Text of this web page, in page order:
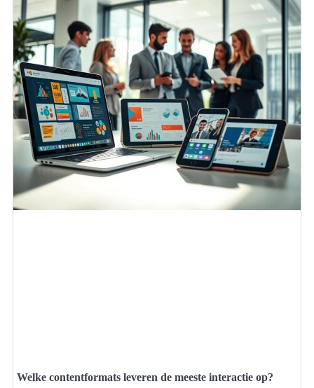
Welke contentformats leveren de meeste interactie op?